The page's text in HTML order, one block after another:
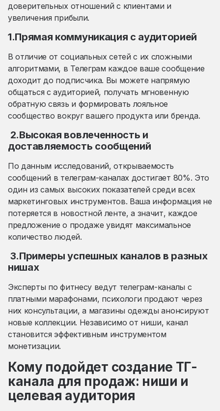
доверительных отношений с клиентами и
увеличения прибыли.
1.Прямая коммуникация с аудиторией
В отличие от социальных сетей с их сложными
алгоритмами, в Телеграм каждое ваше сообщение
доходит до подписчика. Вы можете напрямую
общаться с аудиторией, получать мгновенную
обратную связь и формировать лояльное
сообщество вокруг вашего продукта или бренда.
2.Высокая вовлеченность и
доставляемость сообщений
По данным исследований, открываемость
сообщений в телеграм-каналах достигает 80%. Это
один из самых высоких показателей среди всех
маркетинговых инструментов. Ваша информация не
потеряется в новостной ленте, а значит, каждое
предложение о продаже увидят максимальное
количество людей.
3.Примеры успешных каналов в разных
нишах
Эксперты по фитнесу ведут телеграм-каналы с
платными марафонами, психологи продают через
них консультации, а магазины одежды анонсируют
новые коллекции. Независимо от ниши, канал
становится эффективным инструментом
монетизации.
Кому подойдет создание ТГ-
канала для продаж: ниши и
целевая аудитория